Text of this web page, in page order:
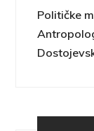
Političke